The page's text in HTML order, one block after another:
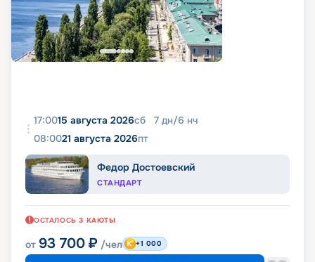
17:0015 августа 2026сб 7 дн/6 нч
08:0021 августа 2026пт
Федор Достоевский
СТАНДАРТ
ОСТАЛОСЬ 3 КАЮТЫ
от 93 700 ₽ /чел +1 000